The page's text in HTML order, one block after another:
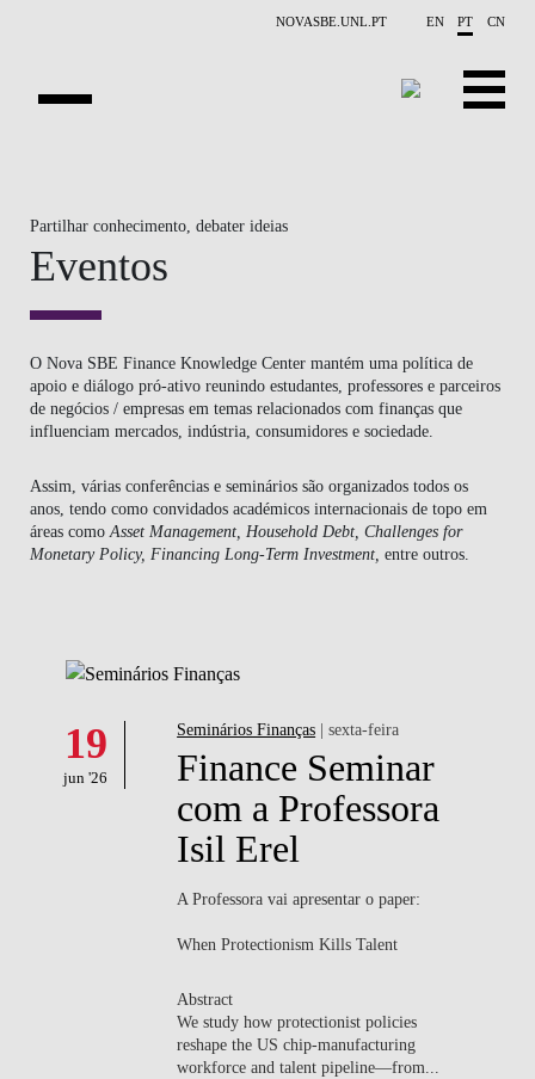
NOVASBE.UNL.PT EN PT CN
EDUCAÇÃO
FINANCE PHD EVENTS
PROJETOS
EVENTOS
NOTÍCIAS
Partilhar conhecimento, debater ideias
Eventos
O Nova SBE Finance Knowledge Center mantém uma política de
apoio e diálogo pró-ativo reunindo estudantes, professores e parceiros
de negócios / empresas em temas relacionados com finanças que
influenciam mercados, indústria, consumidores e sociedade. ​​
Assim, várias conferências e seminários são organizados todos os
anos, tendo como convidados académicos internacionais de topo em
áreas como Asset Management, Household Debt, Challenges for
Monetary Policy, Financing Long-Term Investment, entre outros.
19
jun '26
Seminários Finanças | sexta-feira
Finance Seminar
com a Professora
Isil Erel
A Professora vai apresentar o paper:
When Protectionism Kills Talent
Abstract
We study how protectionist policies
reshape the US chip-manufacturing
workforce and talent pipeline—from...